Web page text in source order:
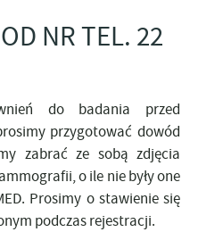
NR TEL. 22
do badania przed
przygotować dowód
zabrać ze sobą zdjęcia
o ile nie były one
Prosimy o stawienie się
podczas rejestracji.